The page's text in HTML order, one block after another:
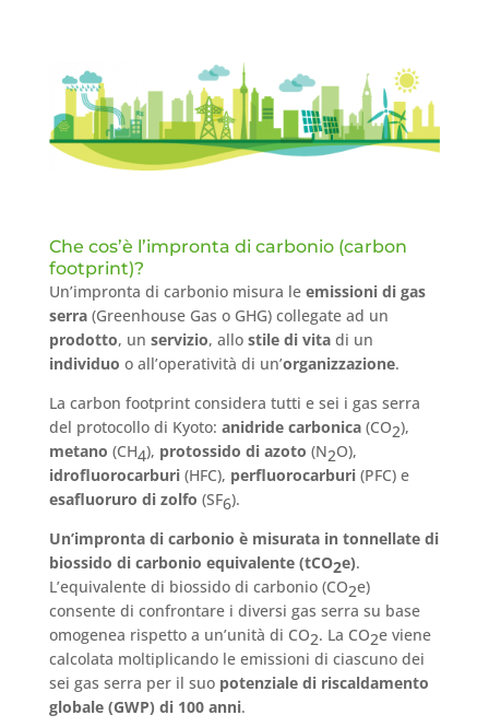
Che cos’è l’impronta di carbonio (carbon
footprint)?
Un’impronta di carbonio misura le emissioni di gas
serra(Greenhouse Gas o GHG) collegate ad un
prodotto, un servizio, allo stile di vitadi un
individuo o all’operatività di un’organizzazione.
La carbon footprint considera tutti e sei i gas serra
del protocollo di Kyoto: anidride carbonica(CO2),
metano (CH4), protossido di azoto (N2O),
idrofluorocarburi(HFC), perfluorocarburi(PFC) e
esafluoruro di zolfo (SF6).
Un’impronta di carbonio è misurata in tonnellate di
biossido di carbonio equivalente (tCO2e).
L’equivalente di biossido di carbonio (CO2e)
consente di confrontare i diversi gas serra su base
omogenea rispetto a un’unità di CO2. La CO2e viene
calcolata moltiplicando le emissioni di ciascuno dei
sei gas serra per il suo potenziale di riscaldamento
globale (GWP) di 100 anni.